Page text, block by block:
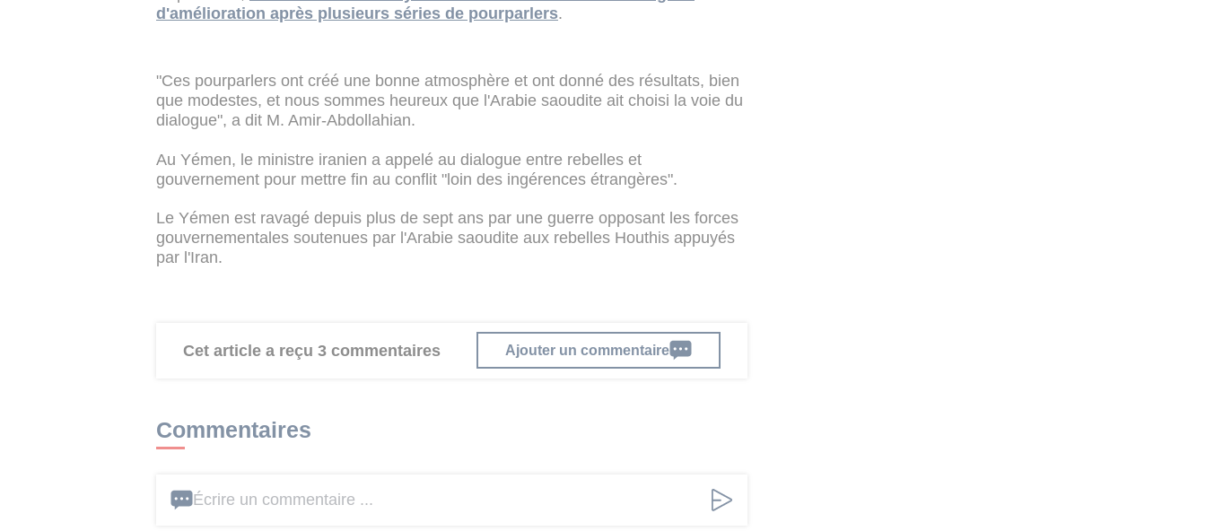
d'amélioration après plusieurs séries de pourparlers.
"Ces pourparlers ont créé une bonne atmosphère et ont donné des résultats, bien
que modestes, et nous sommes heureux que l'Arabie saoudite ait choisi la voie du
dialogue", a dit M. Amir-Abdollahian.
Au Yémen, le ministre iranien a appelé au dialogue entre rebelles et
gouvernement pour mettre fin au conflit "loin des ingérences étrangères".
Le Yémen est ravagé depuis plus de sept ans par une guerre opposant les forces
gouvernementales soutenues par l'Arabie saoudite aux rebelles Houthis appuyés
par l'Iran.
Cet article a reçu 3 commentaires Ajouter un commentaire
Commentaires
Écrire un commentaire ...